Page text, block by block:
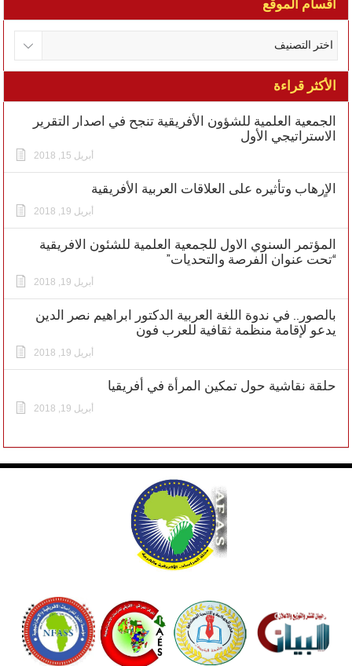
أقسام الموقع
الأكثر قراءة
الجمعية العلمية للشؤون الأفريقية تنجح في اصدار التقرير
الاستراتيجي الأول
أبريل 15, 2018
الاٍرهاب وتأثيره على العلاقات العربية الأفريقية
أبريل 19, 2018
المؤتمر السنوي الاول للجمعية العلمية للشئون الافريقية
“تحت عنوان الفرصة والتحديات”
أبريل 19, 2018
بالصور.. في ندوة اللغة العربية الدكتور ابراهيم نصر الدين
يدعو لإقامة منظمة ثقافية للعرب فون
أبريل 19, 2018
حلقة نقاشية حول تمكين المرأة في أفريقيا
أبريل 19, 2018